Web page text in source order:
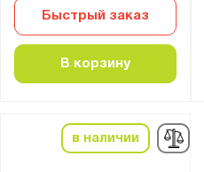
Быстрый заказ
В корзину
в наличии